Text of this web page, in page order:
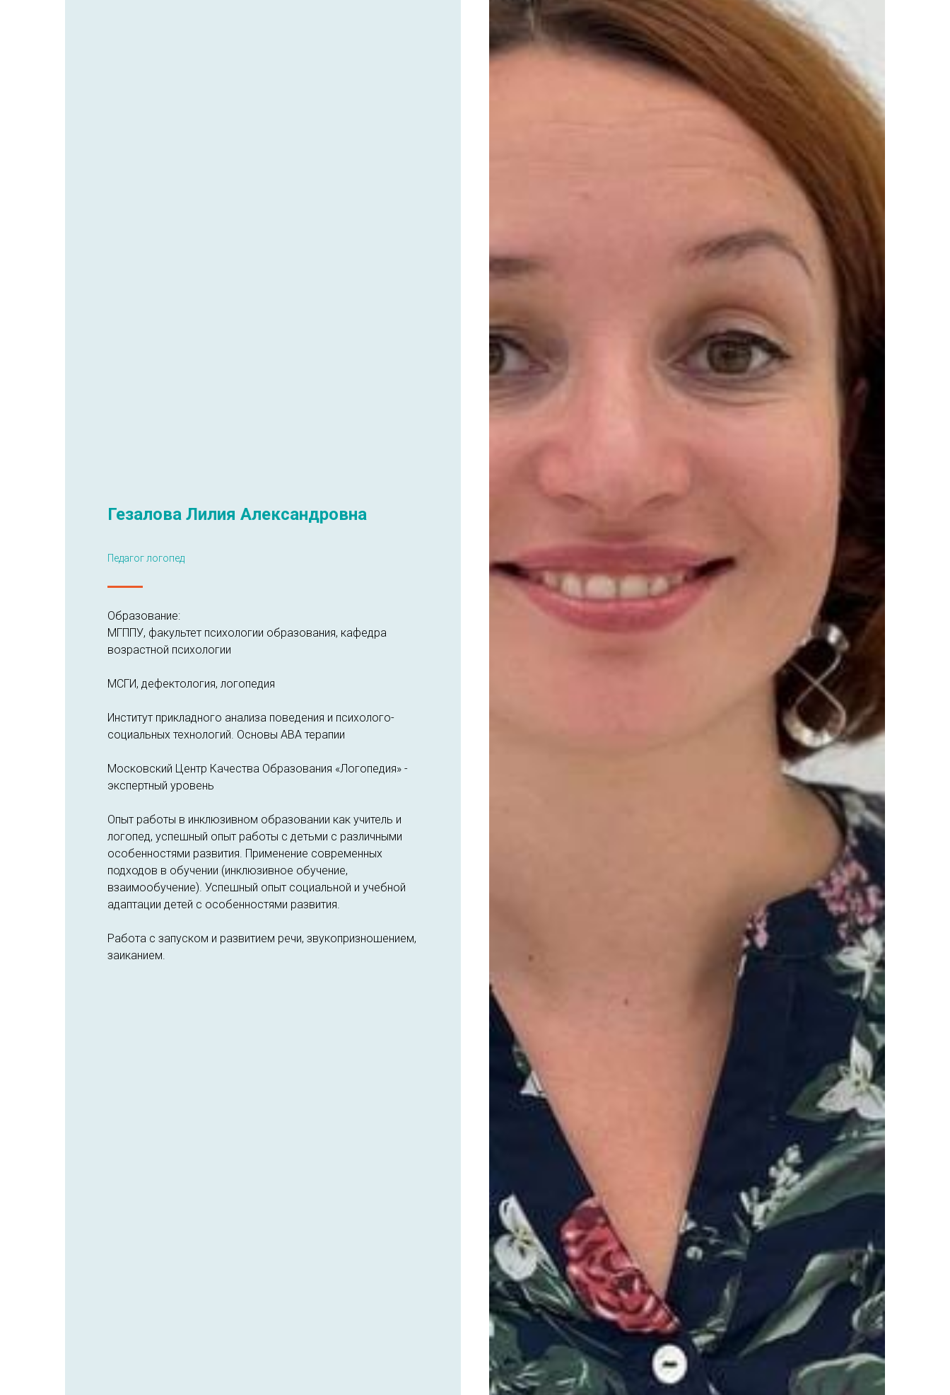
Гезалова Лилия Александровна
Педагог логопед
Образование:
МГППУ, факультет психологии образования, кафедра
возрастной психологии
МСГИ, дефектология, логопедия
Институт прикладного анализа поведения и психолого-
социальных технологий. Основы ABA терапии
Московский Центр Качества Образования «Логопедия» -
экспертный уровень
Опыт работы в инклюзивном образовании как учитель и
логопед, успешный опыт работы с детьми с различными
особенностями развития. Применение современных
подходов в обучении (инклюзивное обучение,
взаимообучение). Успешный опыт социальной и учебной
адаптации детей с особенностями развития.
Работа с запуском и развитием речи, звукопризношением,
заиканием.